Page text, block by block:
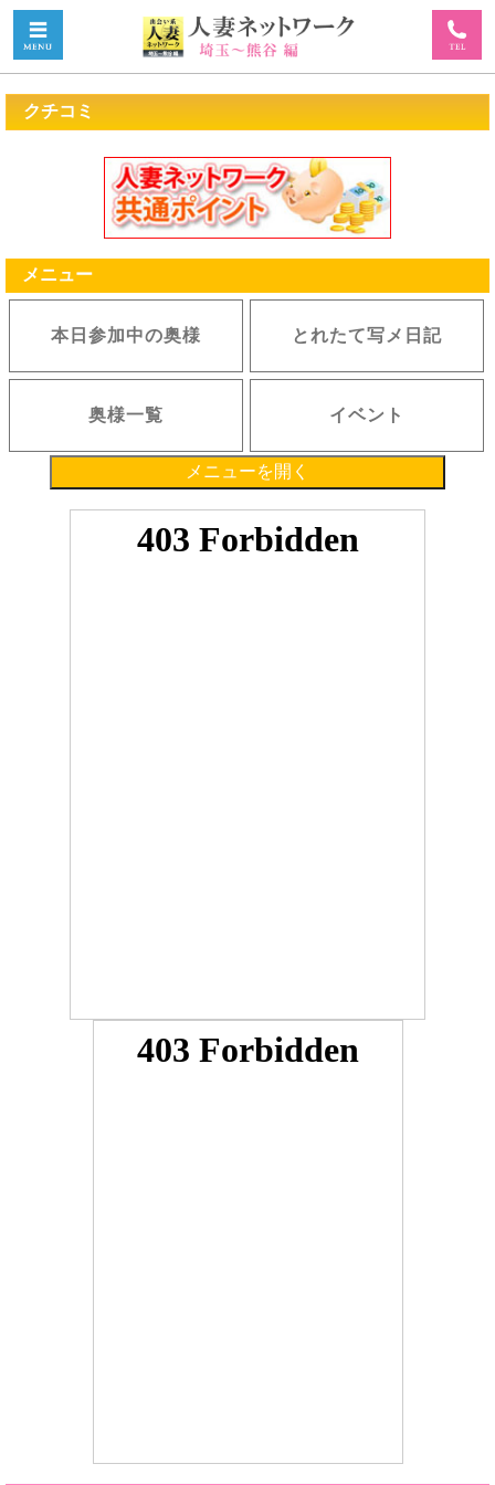
クチコミ
メニュー
本日参加中の奥様 とれたて写メ日記
奥様一覧 イベント
メニューを開く